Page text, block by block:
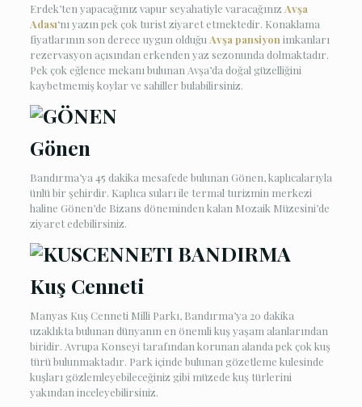
Erdek’ten yapacağınız vapur seyahatiyle varacağınız Avşa
Adası‘nı yazın pek çok turist ziyaret etmektedir. Konaklama
fiyatlarının son derece uygun olduğu Avşa pansiyon imkanları
rezervasyon açısından erkenden yaz sezonunda dolmaktadır.
Pek çok eğlence mekanı bulunan Avşa’da doğal güzelliğini
kaybetmemiş koylar ve sahiller bulabilirsiniz.
Gönen
Bandırma’ya 45 dakika mesafede bulunan Gönen, kaplıcalarıyla
ünlü bir şehirdir. Kaplıca suları ile termal turizmin merkezi
haline Gönen’de Bizans döneminden kalan Mozaik Müzesini’de
ziyaret edebilirsiniz.
Kuş Cenneti
Manyas Kuş Cenneti Milli Parkı, Bandırma’ya 20 dakika
uzaklıkta bulunan dünyanın en önemli kuş yaşam alanlarından
biridir. Avrupa Konseyi tarafından korunan alanda pek çok kuş
türü bulunmaktadır. Park içinde bulunan gözetleme kulesinde
kuşları gözlemleyebileceğiniz gibi müzede kuş türlerini
yakından inceleyebilirsiniz.